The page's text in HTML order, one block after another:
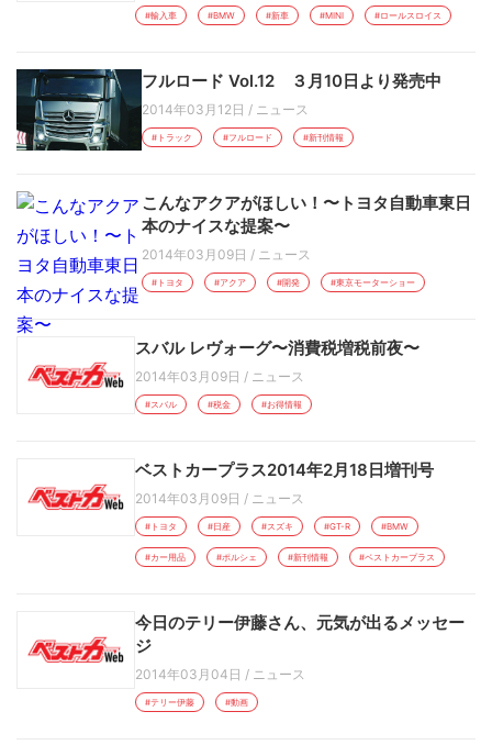
#輸入車 #BMW #新車 #MINI #ロールスロイス
フルロード Vol.12 ３月10日より発売中
2014年03月12日 / ニュース
#トラック #フルロード #新刊情報
こんなアクアがほしい！〜トヨタ自動車東日
本のナイスな提案〜
2014年03月09日 / ニュース
#トヨタ #アクア #開発 #東京モーターショー
スバル レヴォーグ〜消費税増税前夜〜
2014年03月09日 / ニュース
#スバル #税金 #お得情報
ベストカープラス2014年2月18日増刊号
2014年03月09日 / ニュース
#トヨタ #日産 #スズキ #GT-R #BMW
#カー用品 #ポルシェ #新刊情報 #ベストカープラス
今日のテリー伊藤さん、元気が出るメッセー
ジ
2014年03月04日 / ニュース
#テリー伊藤 #動画